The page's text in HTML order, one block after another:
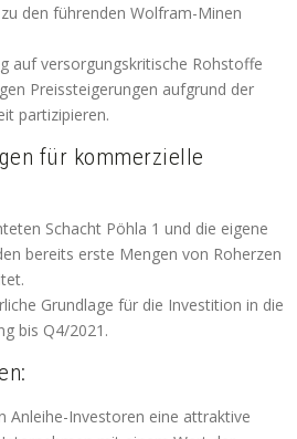
den führenden Wolfram-Minen
auf versorgungskritische Rohstoffe
Preissteigerungen aufgrund der
partizipieren.
für kommerzielle
Schacht Pöhla 1 und die eigene
bereits erste Mengen von Roherzen
Grundlage für die Investition in die
bis Q4/2021.
Anleihe-Investoren eine attraktive